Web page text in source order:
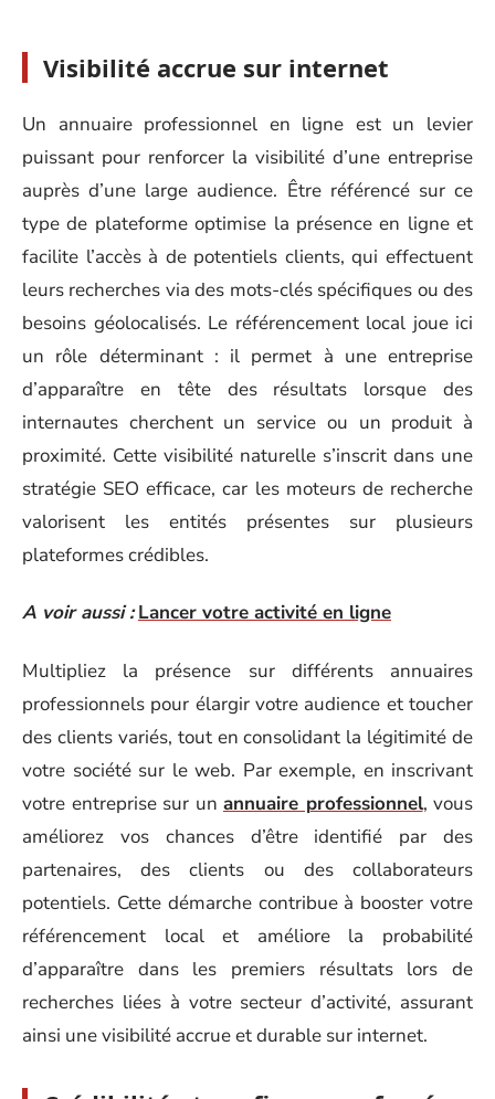
Visibilité accrue sur internet
Un annuaire professionnel en ligne est un levier
puissant pour renforcer la visibilité d’une entreprise
auprès d’une large audience. Être référencé sur ce
type de plateforme optimise la présence en ligne et
facilite l’accès à de potentiels clients, qui effectuent
leurs recherches via des mots-clés spécifiques ou des
besoins géolocalisés. Le référencement local joue ici
un rôle déterminant : il permet à une entreprise
d’apparaître en tête des résultats lorsque des
internautes cherchent un service ou un produit à
proximité. Cette visibilité naturelle s’inscrit dans une
stratégie SEO efficace, car les moteurs de recherche
valorisent les entités présentes sur plusieurs
plateformes crédibles.
A voir aussi : Lancer votre activité en ligne
Multipliez la présence sur différents annuaires
professionnels pour élargir votre audience et toucher
des clients variés, tout en consolidant la légitimité de
votre société sur le web. Par exemple, en inscrivant
votre entreprise sur un annuaire professionnel, vous
améliorez vos chances d’être identifié par des
partenaires, des clients ou des collaborateurs
potentiels. Cette démarche contribue à booster votre
référencement local et améliore la probabilité
d’apparaître dans les premiers résultats lors de
recherches liées à votre secteur d’activité, assurant
ainsi une visibilité accrue et durable sur internet.